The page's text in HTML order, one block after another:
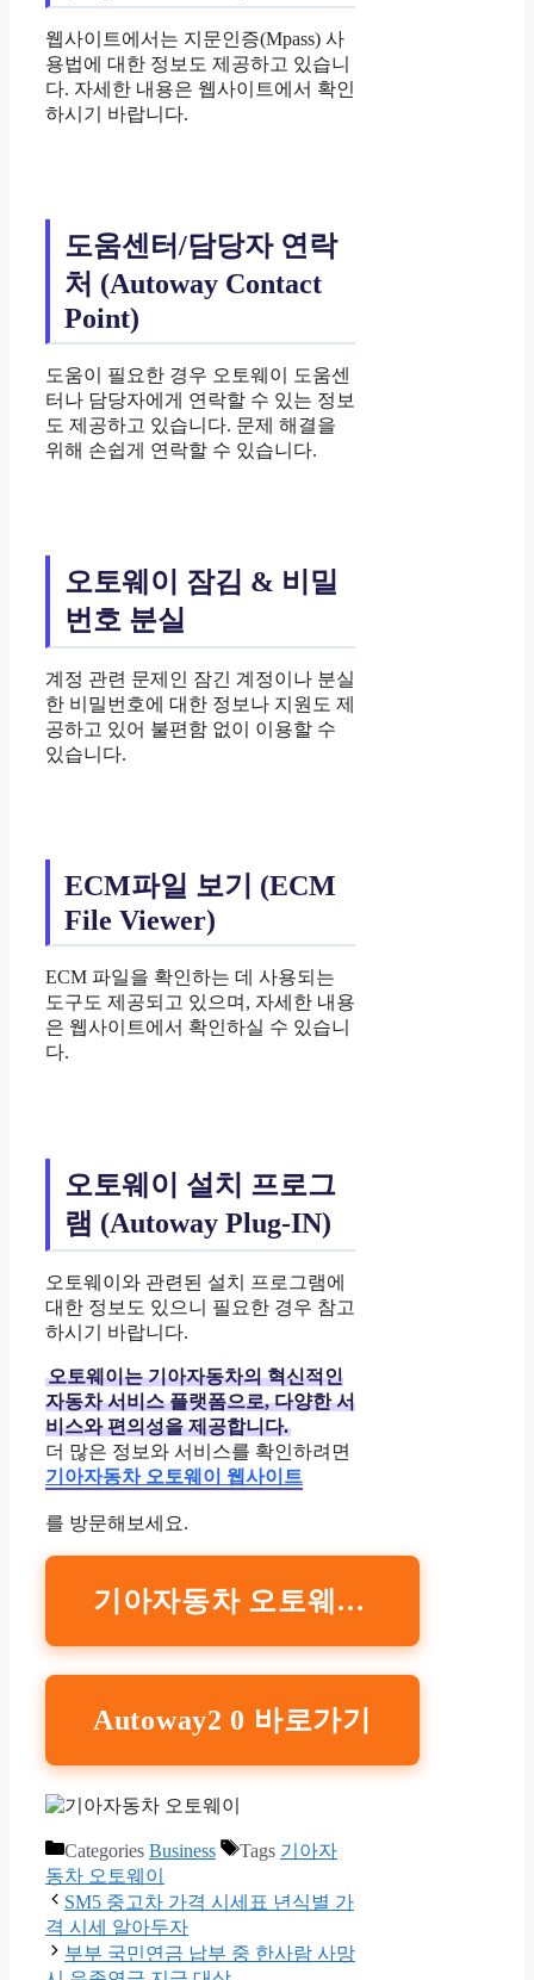
웹사이트에서는 지문인증(Mpass) 사
용법에 대한 정보도 제공하고 있습니
다. 자세한 내용은 웹사이트에서 확인
하시기 바랍니다.
도움센터/담당자 연락
처 (Autoway Contact
Point)
도움이 필요한 경우 오토웨이 도움센
터나 담당자에게 연락할 수 있는 정보
도 제공하고 있습니다. 문제 해결을
위해 손쉽게 연락할 수 있습니다.
오토웨이 잠김 & 비밀
번호 분실
계정 관련 문제인 잠긴 계정이나 분실
한 비밀번호에 대한 정보나 지원도 제
공하고 있어 불편함 없이 이용할 수
있습니다.
ECM파일 보기 (ECM
File Viewer)
ECM 파일을 확인하는 데 사용되는
도구도 제공되고 있으며, 자세한 내용
은 웹사이트에서 확인하실 수 있습니
다.
오토웨이 설치 프로그
램 (Autoway Plug-IN)
오토웨이와 관련된 설치 프로그램에
대한 정보도 있으니 필요한 경우 참고
하시기 바랍니다.
오토웨이는 기아자동차의 혁신적인
자동차 서비스 플랫폼으로, 다양한 서
비스와 편의성을 제공합니다.
더 많은 정보와 서비스를 확인하려면
기아자동차 오토웨이 웹사이트
를 방문해보세요.
기아자동차 오토웨이 웹사이트
Autoway2 0 바로가기
Categories Business Tags 기아자
동차 오토웨이
SM5 중고차 가격 시세표 년식별 가
격 시세 알아두자
부부 국민연금 납부 중 한사람 사망